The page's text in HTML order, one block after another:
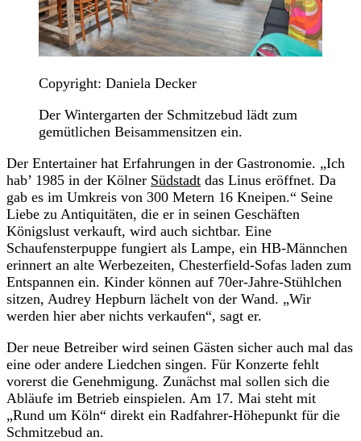
Copyright: Daniela Decker
Der Wintergarten der Schmitzebud lädt zum
gemütlichen Beisammensitzen ein.
Der Entertainer hat Erfahrungen in der Gastronomie. „Ich
hab’ 1985 in der Kölner Südstadt das Linus eröffnet. Da
gab es im Umkreis von 300 Metern 16 Kneipen.“ Seine
Liebe zu Antiquitäten, die er in seinen Geschäften
Königslust verkauft, wird auch sichtbar. Eine
Schaufensterpuppe fungiert als Lampe, ein HB-Männchen
erinnert an alte Werbezeiten, Chesterfield-Sofas laden zum
Entspannen ein. Kinder können auf 70er-Jahre-Stühlchen
sitzen, Audrey Hepburn lächelt von der Wand. „Wir
werden hier aber nichts verkaufen“, sagt er.
Der neue Betreiber wird seinen Gästen sicher auch mal das
eine oder andere Liedchen singen. Für Konzerte fehlt
vorerst die Genehmigung. Zunächst mal sollen sich die
Abläufe im Betrieb einspielen. Am 17. Mai steht mit
„Rund um Köln“ direkt ein Radfahrer-Höhepunkt für die
Schmitzebud an.